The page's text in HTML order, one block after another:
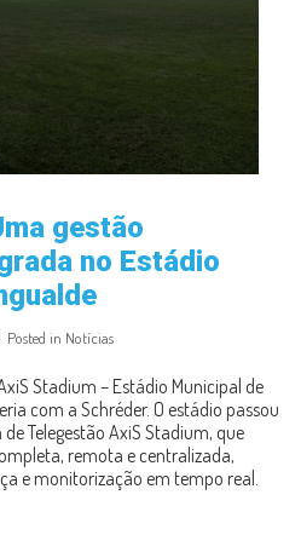
gestão
no Estádio
Posted in Notícias
Stadium – Estádio Municipal de
com a Schréder. O estádio passou
Telegestão AxiS Stadium, que
remota e centralizada,
e monitorização em tempo real.